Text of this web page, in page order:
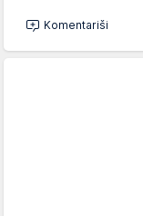
Komentariši